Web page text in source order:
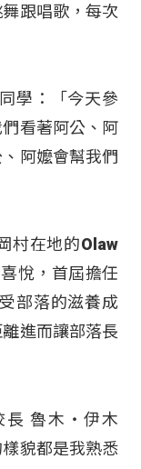
跟唱歌，每次
學：「今天參
看著阿公、阿
阿嬤會幫我們
村在地的Olaw
悅，首屆擔任
部落的滋養成
進而讓部落長
長 魯木‧伊木
貌都是我熟悉